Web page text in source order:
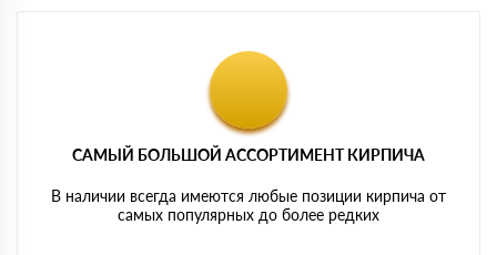
САМЫЙ БОЛЬШОЙ АССОРТИМЕНТ КИРПИЧА
В наличии всегда имеются любые позиции кирпича от
самых популярных до более редких